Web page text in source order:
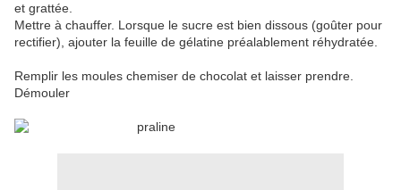
et grattée.
Mettre à chauffer. Lorsque le sucre est bien dissous (goûter pour
rectifier), ajouter la feuille de gélatine préalablement réhydratée.
Remplir les moules chemiser de chocolat et laisser prendre.
Démouler